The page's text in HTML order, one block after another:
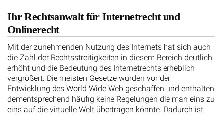
Ihr Rechtsanwalt für Internetrecht und
Onlinerecht
Mit der zunehmenden Nutzung des Internets hat sich auch
die Zahl der Rechtsstreitigkeiten in diesem Bereich deutlich
erhöht und die Bedeutung des Internetrechts erheblich
vergrößert. Die meisten Gesetze wurden vor der
Entwicklung des World Wide Web geschaffen und enthalten
dementsprechend häufig keine Regelungen die man eins zu
eins auf die virtuelle Welt übertragen könnte. Dadurch ist